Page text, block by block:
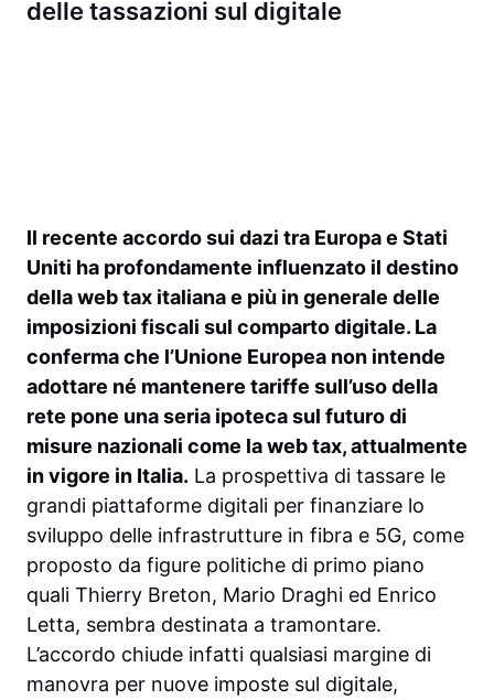
delle tassazioni sul digitale
Il recente accordo sui dazi tra Europa e Stati
Uniti ha profondamente influenzato il destino
della web tax italiana e più in generale delle
imposizioni fiscali sul comparto digitale. La
conferma che l’Unione Europea non intende
adottare né mantenere tariffe sull’uso della
rete pone una seria ipoteca sul futuro di
misure nazionali come la web tax, attualmente
in vigore in Italia. La prospettiva di tassare le
grandi piattaforme digitali per finanziare lo
sviluppo delle infrastrutture in fibra e 5G, come
proposto da figure politiche di primo piano
quali Thierry Breton, Mario Draghi ed Enrico
Letta, sembra destinata a tramontare.
L’accordo chiude infatti qualsiasi margine di
manovra per nuove imposte sul digitale,